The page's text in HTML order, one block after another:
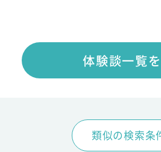
体験談一覧
類似の検索条